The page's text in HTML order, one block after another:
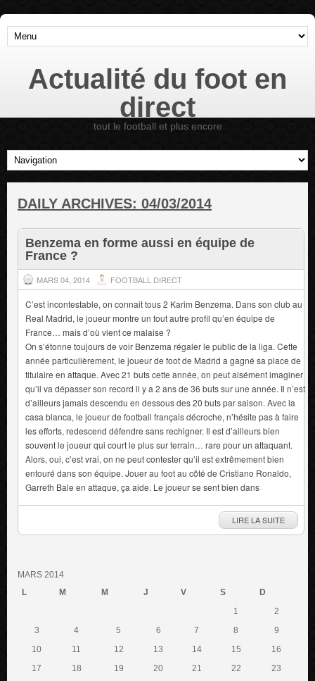
Actualité du foot en
direct
tout le football et plus encore
DAILY ARCHIVES: 04/03/2014
Benzema en forme aussi en équipe de
France ?
MARS 04, 2014 FOOTBALL DIRECT
C’est incontestable, on connait tous 2 Karim Benzema. Dans son club au
Real Madrid, le joueur montre un tout autre profil qu’en équipe de
France… mais d’où vient ce malaise ?
On s’étonne toujours de voir Benzema régaler le public de la liga. Cette
année particulièrement, le joueur de foot de Madrid a gagné sa place de
titulaire en attaque. Avec 21 buts cette année, on peut aisément imaginer
qu’il va dépasser son record il y a 2 ans de 36 buts sur une année. Il n’est
d’ailleurs jamais descendu en dessous des 20 buts par saison. Avec la
casa blanca, le joueur de football français décroche, n’hésite pas à faire
les efforts, redescend défendre sans rechigner. Il est d’ailleurs bien
souvent le joueur qui court le plus sur terrain… rare pour un attaquant.
Alors, oui, c’est vrai, on ne peut contester qu’il est extrêmement bien
entouré dans son équipe. Jouer au foot au côté de Cristiano Ronaldo,
Garreth Bale en attaque, ça aide. Le joueur se sent bien dans
LIRE LA SUITE
MARS 2014
L
M M J V S D
1
2
3
4 5 6 7 8
9
10
11 12 13 14 15
16
17
18 19 20 21 22
23